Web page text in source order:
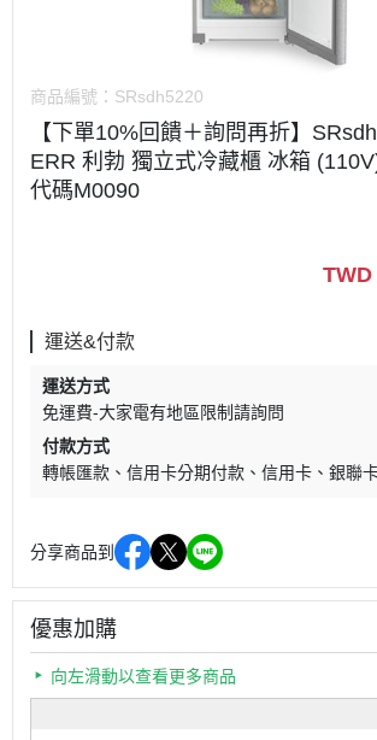
商品編號： SRsdh5220
【下單10%回饋＋詢問再折】
ERR 利勃 獨立式冷藏櫃 冰箱
代碼M0090
TWD
運送&付款
運送方式
免運費-大家電有地區限制請詢問
付款方式
轉帳匯款
信用卡分期付款 信用卡 銀聯
分享商品到
優惠加購
向左滑動以查看更多商品